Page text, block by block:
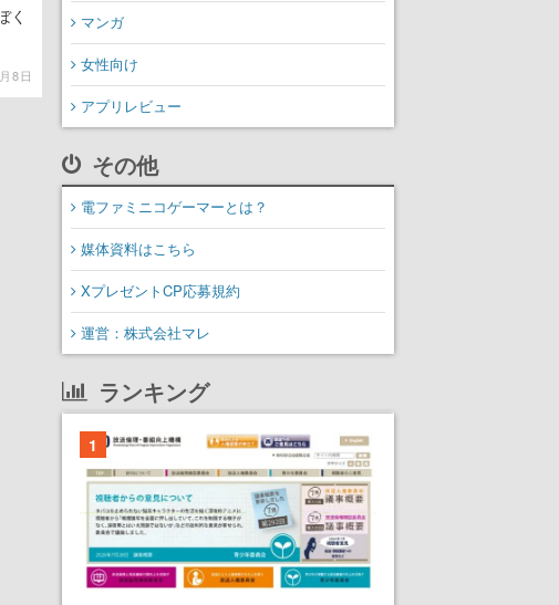
く
8日
マンガ
女性向け
アプリレビュー
その他
電ファミニコゲーマーとは？
媒体資料はこちら
XプレゼントCP応募規約
運営：株式会社マレ
ランキング
1